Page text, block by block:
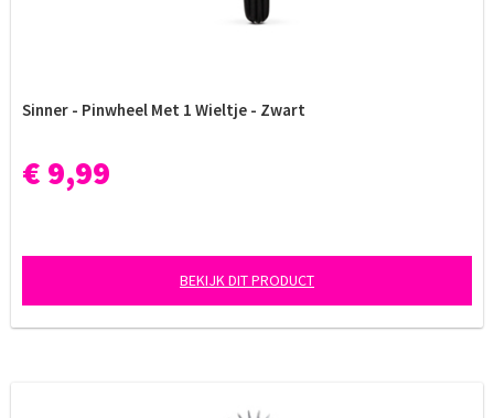
Sinner - Pinwheel Met 1 Wieltje - Zwart
€ 9,99
BEKIJK DIT PRODUCT